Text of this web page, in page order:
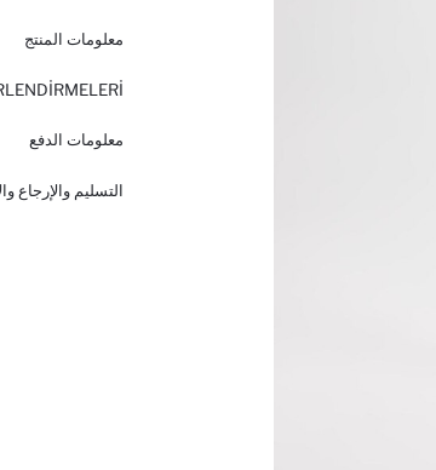
معلومات المنتج
معلومات الدفع
التسليم والإرجاع